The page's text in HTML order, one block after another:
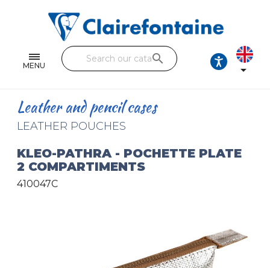
MENU
Single and double sheets
Fine arts
Handicraft
Pencil cases & Leather goods
search

Leather and pencil cases
LEATHER POUCHES
KLEO-PATHRA - POCHETTE PLATE
2 COMPARTIMENTS
410047C